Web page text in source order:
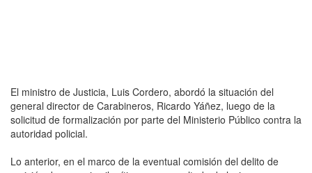
El ministro de Justicia, Luis Cordero, abordó la situación del
general director de Carabineros, Ricardo Yáñez, luego de la
solicitud de formalización por parte del Ministerio Público contra la
autoridad policial.
Lo anterior, en el marco de la eventual comisión del delito de